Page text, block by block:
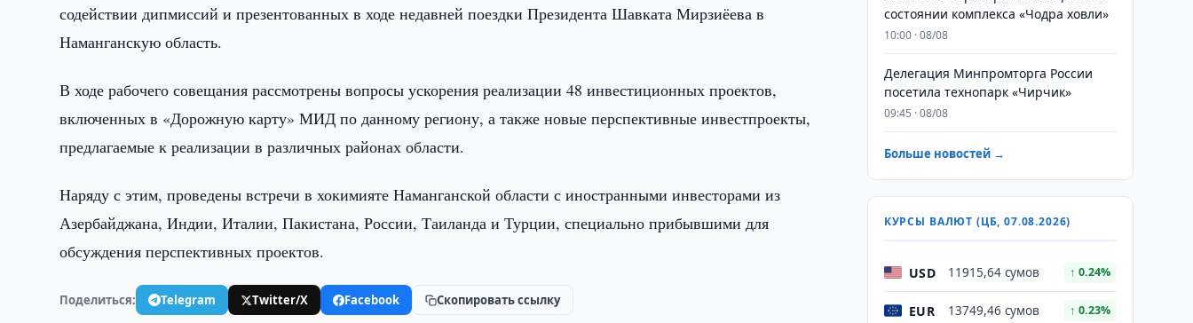
содействии дипмиссий и презентованных в ходе недавней поездки Президента Шавката Мирзиёева в
Наманганскую область.
В ходе рабочего совещания рассмотрены вопросы ускорения реализации 48 инвестиционных проектов,
включенных в «Дорожную карту» МИД по данному региону, а также новые перспективные инвестпроекты,
предлагаемые к реализации в различных районах области.
Наряду с этим, проведены встречи в хокимияте Наманганской области с иностранными инвесторами из
Азербайджана, Индии, Италии, Пакистана, России, Таиланда и Турции, специально прибывшими для
обсуждения перспективных проектов.
Поделиться: Telegram Twitter/X Facebook Скопировать ссылку
состоянии комплекса «Чодра ховли»
10:00 · 08/08
Делегация Минпромторга России
посетила технопарк «Чирчик»
09:45 · 08/08
Больше новостей →
КУРСЫ ВАЛЮТ (ЦБ, 07.08.2026)
USD 11915,64 сумов ↑ 0.24%
EUR 13749,46 сумов ↑ 0.23%